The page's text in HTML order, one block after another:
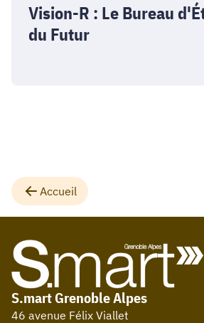
Vision-R : Le Bureau
du Futur
Accueil
S.mart Grenoble Alpes
46 avenue Félix Viallet